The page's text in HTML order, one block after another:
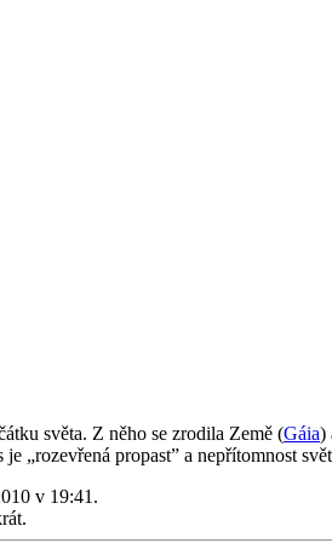
světa. Z něho se zrodila Země (Gáia)
„rozevřená propast” a nepřítomnost
v 19:41.